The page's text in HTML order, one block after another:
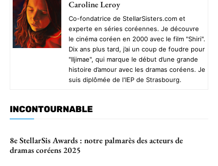
Caroline Leroy
Co-fondatrice de StellarSisters.com et
experte en séries coréennes. Je découvre
le cinéma coréen en 2000 avec le film "Shiri".
Dix ans plus tard, j’ai un coup de foudre pour
"Iljimae", qui marque le début d’une grande
histoire d’amour avec les dramas coréens. Je
suis diplômée de l'IEP de Strasbourg.
INCONTOURNABLE
8e StellarSis Awards : notre palmarès des acteurs de
dramas coréens 2025